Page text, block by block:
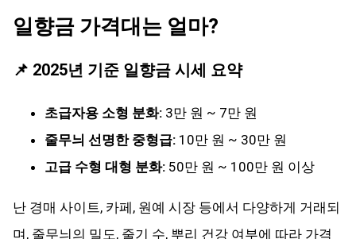
일향금 가격대는 얼마?
📌 2025년 기준 일향금 시세 요약
초급자용 소형 분화: 3만 원 ~ 7만 원
줄무늬 선명한 중형급: 10만 원 ~ 30만 원
고급 수형 대형 분화: 50만 원 ~ 100만 원 이상
난 경매 사이트, 카페, 원예 시장 등에서 다양하게 거래되
며, 줄무늬의 밀도, 줄기 수, 뿌리 건강 여부에 따라 가격